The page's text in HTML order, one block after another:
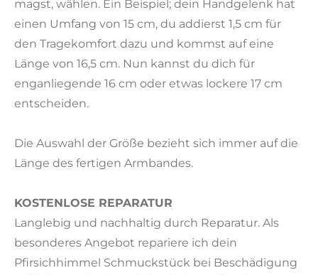
magst, wählen. Ein Beispiel; dein Handgelenk hat
einen Umfang von 15 cm, du addierst 1,5 cm für
den Tragekomfort dazu und kommst auf eine
Länge von 16,5 cm. Nun kannst du dich für
enganliegende 16 cm oder etwas lockere 17 cm
entscheiden.
Die Auswahl der Größe bezieht sich immer auf die
Länge des fertigen Armbandes.
KOSTENLOSE REPARATUR
Langlebig und nachhaltig durch Reparatur. Als
besonderes Angebot repariere ich dein
Pfirsichhimmel Schmuckstück bei Beschädigung